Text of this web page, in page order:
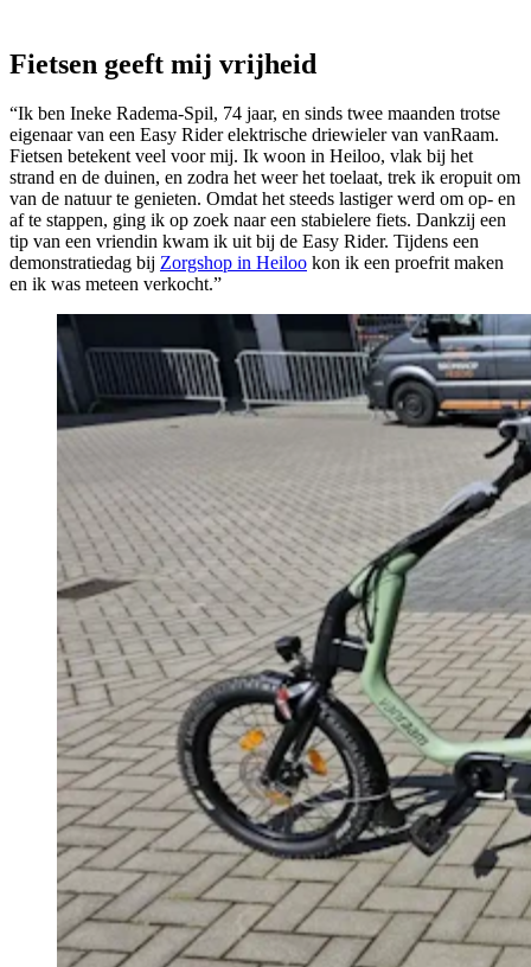
Fietsen geeft mij vrijheid
“Ik ben Ineke Radema-Spil, 74 jaar, en sinds twee maanden trotse
eigenaar van een Easy Rider elektrische driewieler van vanRaam.
Fietsen betekent veel voor mij. Ik woon in Heiloo, vlak bij het
strand en de duinen, en zodra het weer het toelaat, trek ik eropuit om
van de natuur te genieten. Omdat het steeds lastiger werd om op- en
af te stappen, ging ik op zoek naar een stabielere fiets. Dankzij een
tip van een vriendin kwam ik uit bij de Easy Rider. Tijdens een
demonstratiedag bij Zorgshop in Heiloo kon ik een proefrit maken
en ik was meteen verkocht.”